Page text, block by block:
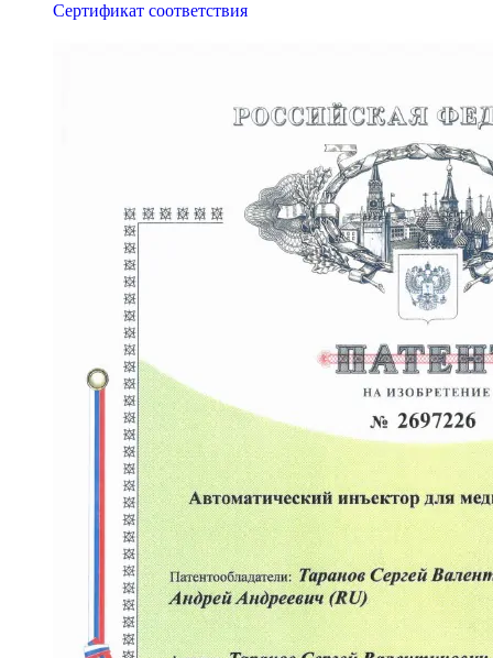
Сертификат соответствия